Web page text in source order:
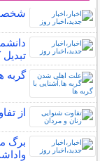
تبدیل
گربه
از
برگ